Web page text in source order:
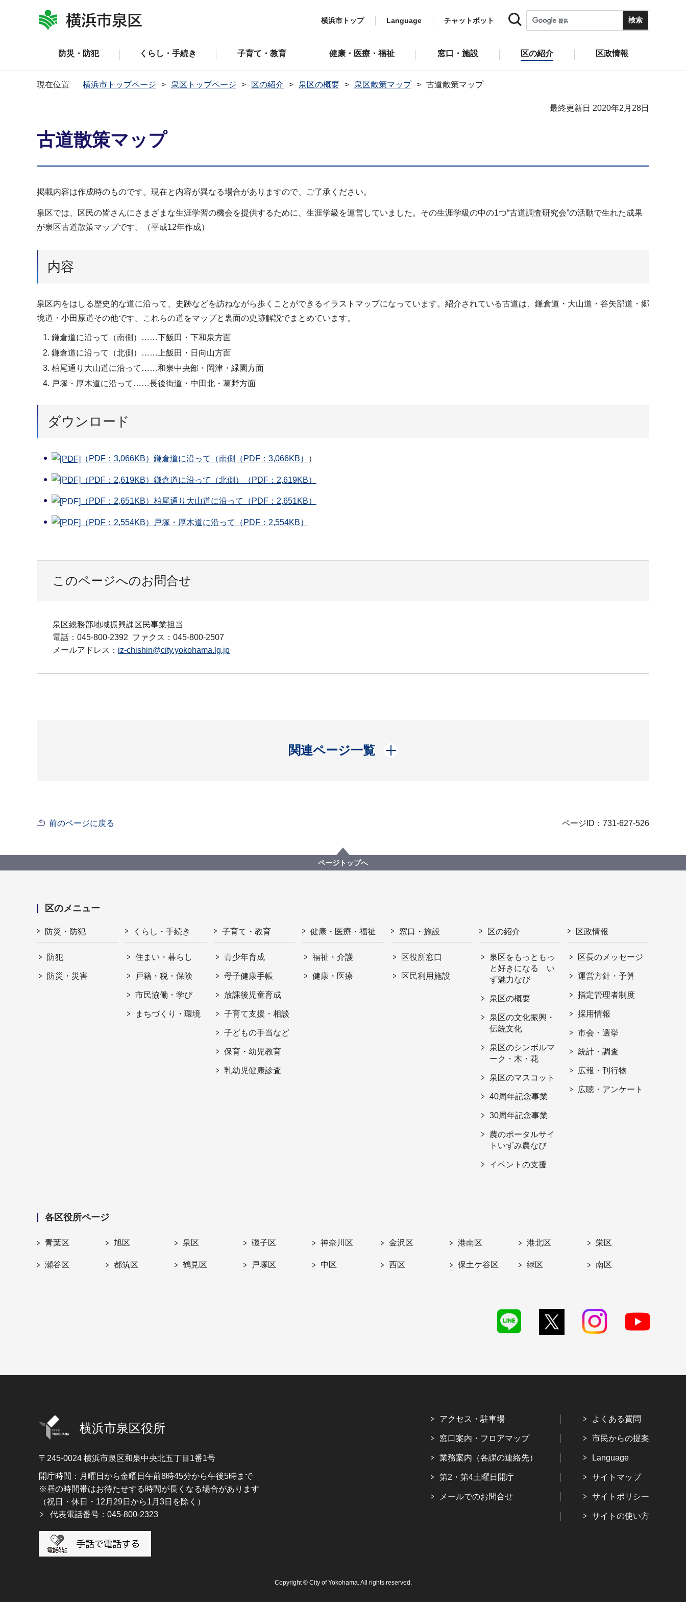
横浜市トップ Language チャットボット
防災・防犯 くらし・手続き 子育て・教育 健康・医療・福祉 窓口・施設 区の紹介 区政情報
現在位置 横浜市トップページ 泉区トップページ 区の紹介 泉区の概要 泉区散策マップ 古道散策マップ
最終更新日 2020年2月28日
古道散策マップ
掲載内容は作成時のものです。現在と内容が異なる場合がありますので、ご了承ください。
泉区では、区民の皆さんにさまざまな生涯学習の機会を提供するために、生涯学級を運営していました。その生涯学級の中の1つ“古道調査研究会”の活動で生れた成果
が泉区古道散策マップです。（平成12年作成）
内容
泉区内をはしる歴史的な道に沿って、史跡などを訪ねながら歩くことができるイラストマップになっています。紹介されている古道は、鎌倉道・大山道・谷矢部道・郷
境道・小田原道その他です。これらの道をマップと裏面の史跡解説でまとめています。
鎌倉道に沿って（南側）……下飯田・下和泉方面
鎌倉道に沿って（北側）……上飯田・日向山方面
柏尾通り大山道に沿って……和泉中央部・岡津・緑園方面
戸塚・厚木道に沿って……長後街道・中田北・葛野方面
ダウンロード
（PDF：3,066KB） 鎌倉道に沿って（南側（PDF：3,066KB） ）
（PDF：2,619KB） 鎌倉道に沿って（北側）（PDF：2,619KB）
（PDF：2,651KB） 柏尾通り大山道に沿って（PDF：2,651KB）
（PDF：2,554KB） 戸塚・厚木道に沿って（PDF：2,554KB）
このページへのお問合せ
泉区総務部地域振興課区民事業担当
電話：045-800-2392 ファクス：045-800-2507
メールアドレス： iz-chishin@city.yokohama.lg.jp
関連ページ一覧
開く
前のページに戻る ページID：731-627-526
ページトップへ
区のメニュー
防災・防犯
防犯
防災・災害
くらし・手続き
住まい・暮らし
戸籍・税・保険
市民協働・学び
まちづくり・環境
子育て・教育
青少年育成
母子健康手帳
放課後児童育成
子育て支援・相談
子どもの手当など
保育・幼児教育
乳幼児健康診査
健康・医療・福祉
福祉・介護
健康・医療
窓口・施設
区役所窓口
区民利用施設
区の紹介
泉区をもっともっ
と好きになる い
ず魅力なび
泉区の概要
泉区の文化振興・
伝統文化
泉区のシンボルマ
ーク・木・花
泉区のマスコット
40周年記念事業
30周年記念事業
農のポータルサイ
トいずみ農なび
イベントの支援
区政情報
区長のメッセージ
運営方針・予算
指定管理者制度
採用情報
市会・選挙
統計・調査
広報・刊行物
広聴・アンケート
各区役所ページ
青葉区 旭区 泉区 磯子区 神奈川区 金沢区 港南区 港北区 栄区
瀬谷区 都筑区 鶴見区 戸塚区 中区 西区 保土ケ谷区 緑区 南区
横浜市泉区役所
〒245-0024 横浜市泉区和泉中央北五丁目1番1号
開庁時間：月曜日から金曜日午前8時45分から午後5時まで
※昼の時間帯はお待たせする時間が長くなる場合があります
（祝日・休日・12月29日から1月3日を除く）
代表電話番号：045-800-2323
アクセス・駐車場
窓口案内・フロアマップ
業務案内（各課の連絡先）
第2・第4土曜日開庁
メールでのお問合せ
よくある質問
市民からの提案
Language
サイトマップ
サイトポリシー
サイトの使い方
Copyright © City of Yokohama. All rights reserved.